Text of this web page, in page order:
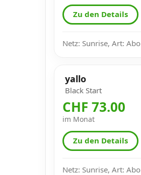
Zu den Details
Netz: Sunrise, Art: Abo
yallo
Black Start
CHF 73.00
im Monat
Zu den Details
Netz: Sunrise, Art: Abo